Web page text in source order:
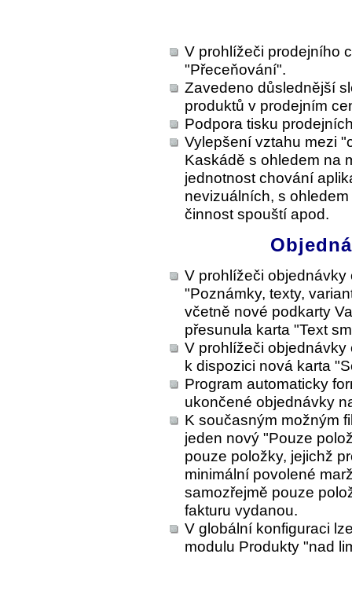
V prohlížeči prodejního
"Přeceňování".
Zavedeno důslednější
produktů v prodejním
Podpora tisku
Vylepšení vztahu mezi
Kaskádě s ohledem na
jednotnost chování
nevizuálních, s
činnost spouští apod.
V prohlížeči
"Poznámky, texty,
včetně nové podkarty
přesunula karta "Text
V prohlížeči
k dispozici nová karta
Program automaticky
ukončené objednávky
K současným možným
jeden nový "Pouze
pouze položky, jejichž
minimální povolené
samozřejmě pouze
fakturu vydanou.
V globální konfiguraci
modulu Produkty "nad